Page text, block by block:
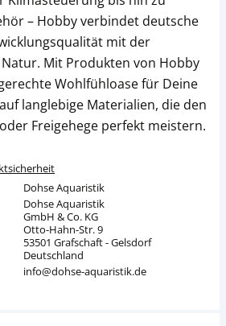
– Hobby verbindet deutsche
mit der
Mit Produkten von Hobby
Wohlfühloase für Deine
langlebige Materialien, die den
Freigehege perfekt meistern.
Dohse Aquaristik
Dohse Aquaristik
GmbH & Co. KG
Otto-Hahn-Str. 9
53501 Grafschaft - Gelsdorf
Deutschland
info@dohse-aquaristik.de